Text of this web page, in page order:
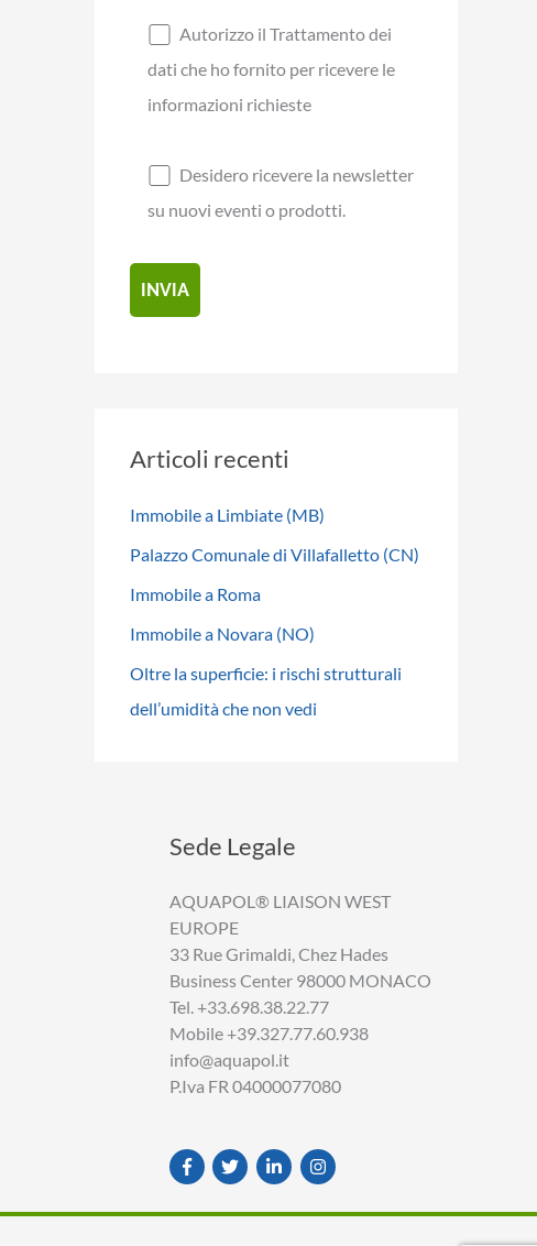
Autorizzo il Trattamento dei
dati che ho fornito per ricevere le
informazioni richieste
Desidero ricevere la newsletter
su nuovi eventi o prodotti.
Articoli recenti
Immobile a Limbiate (MB)
Palazzo Comunale di Villafalletto (CN)
Immobile a Roma
Immobile a Novara (NO)
Oltre la superficie: i rischi strutturali
dell’umidità che non vedi
Sede Legale
AQUAPOL® LIAISON WEST
EUROPE
33 Rue Grimaldi, Chez Hades
Business Center 98000 MONACO
Tel. +33.698.38.22.77
Mobile +39.327.77.60.938
info@aquapol.it
P.Iva FR 04000077080